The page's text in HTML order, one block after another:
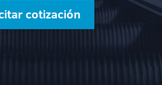
cotización